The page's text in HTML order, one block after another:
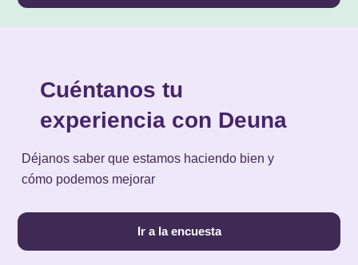
Cuéntanos tu
experiencia con Deuna
Déjanos saber que estamos haciendo bien y
cómo podemos mejorar
Ir a la encuesta